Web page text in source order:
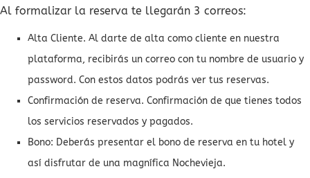
Al formalizar la reserva te llegarán 3 correos:
Alta Cliente. Al darte de alta como cliente en nuestra
plataforma, recibirás un correo con tu nombre de usuario y
password. Con estos datos podrás ver tus reservas.
Confirmación de reserva. Confirmación de que tienes todos
los servicios reservados y pagados.
Bono: Deberás presentar el bono de reserva en tu hotel y
así disfrutar de una magnífica Nochevieja.